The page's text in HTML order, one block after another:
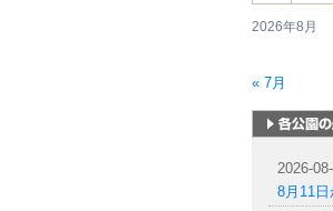
2026年8月
« 7月
2026-
8月11